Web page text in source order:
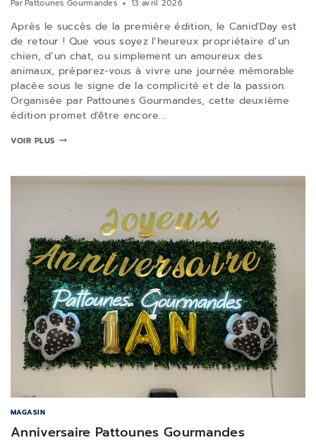
ParPattounes Gourmandes 13 avril 2026
Après le succès de la première édition, le Canid'Day est
de retour ! Que vous soyez l’heureux propriétaire d’un
chien, d’un chat, ou simplement un amoureux des
animaux, préparez-vous à vivre une journée mémorable
placée sous le signe de la complicité et de la passion.
Organisée par Pattounes Gourmandes, cette deuxième
édition promet d'être encore...
VOIR PLUS
MAGASIN
Anniversaire Pattounes Gourmandes